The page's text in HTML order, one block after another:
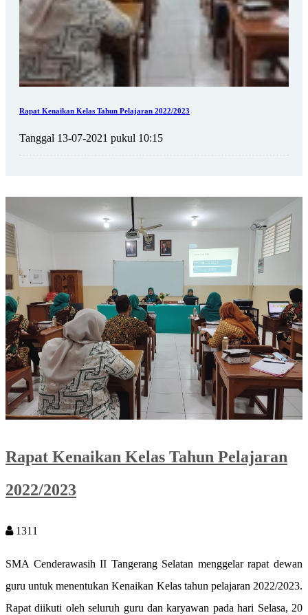
Rapat Kenaikan Kelas Tahun Pelajaran 2022/2023
Tanggal 13-07-2021 pukul 10:15
Rapat Kenaikan Kelas Tahun Pelajaran
2022/2023
1311
SMA Cenderawasih II Tangerang Selatan menggelar rapat dewan
guru untuk menentukan Kenaikan Kelas tahun pelajaran 2022/2023.
Rapat diikuti oleh seluruh guru dan karyawan pada hari Selasa, 20